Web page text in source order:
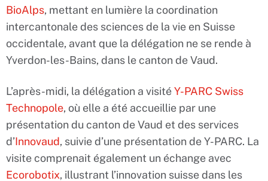
BioAlps, mettant en lumière la coordination
intercantonale des sciences de la vie en Suisse
occidentale, avant que la délégation ne se rende à
Yverdon-les-Bains, dans le canton de Vaud.
L’après-midi, la délégation a visitéY-PARC Swiss
Technopole, où elle a été accueillie par une
présentation du canton de Vaud et des services
d’Innovaud, suivie d’une présentation de Y-PARC. La
visite comprenait également un échange avec
Ecorobotix, illustrant l’innovation suisse dans les